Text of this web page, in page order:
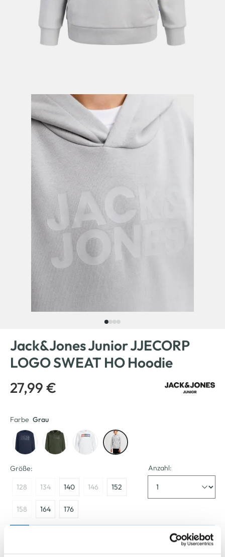
Jack&Jones Junior JJECORP
LOGO SWEAT HO Hoodie
27,99 €
Farbe Grau
Größe:
128 134 140 146 152
158 164 176
Anzahl: